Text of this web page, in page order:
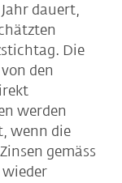
dauert,
Die
den
werden
wenn die
gemäss